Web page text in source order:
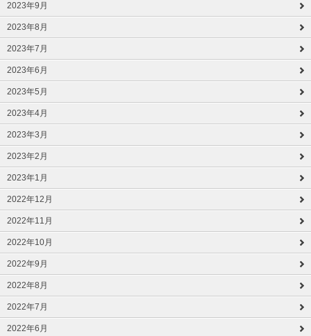
2023年9月
2023年8月
2023年7月
2023年6月
2023年5月
2023年4月
2023年3月
2023年2月
2023年1月
2022年12月
2022年11月
2022年10月
2022年9月
2022年8月
2022年7月
2022年6月